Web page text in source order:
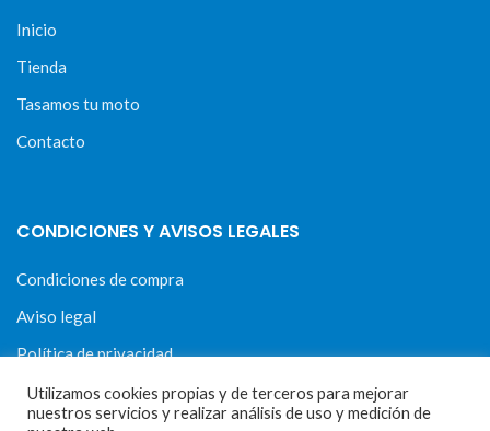
Inicio
Tienda
Tasamos tu moto
Contacto
CONDICIONES Y AVISOS LEGALES
Condiciones de compra
Aviso legal
Política de privacidad
Política de cookies
Utilizamos cookies propias y de terceros para mejorar
nuestros servicios y realizar análisis de uso y medición de